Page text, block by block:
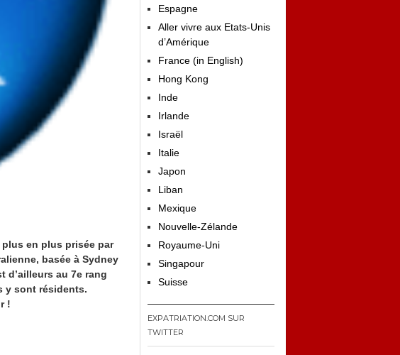
en plus prisée par
basée à Sydney
d’ailleurs au 7e rang
y sont résidents.
!
Espagne
Aller vivre aux Etats-Unis
d’Amérique
France (in English)
Hong Kong
Inde
Irlande
Israël
Italie
Japon
Liban
Mexique
Nouvelle-Zélande
Royaume-Uni
Singapour
Suisse
EXPATRIATION.COM SUR
TWITTER